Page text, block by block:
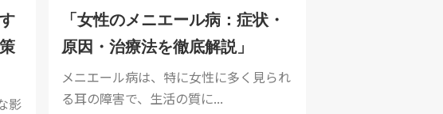
影
「女性のメニエール病：症状・
原因・治療法を徹底解説」
メニエール病は、特に女性に多く見られ
る耳の障害で、生活の質に...